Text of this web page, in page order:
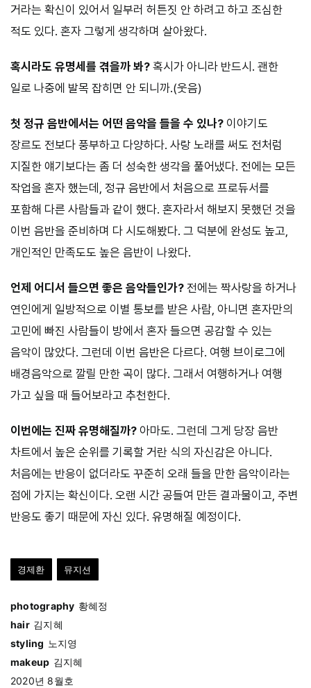
거라는 확신이 있어서 일부러 허튼짓 안 하려고 하고 조심한
적도 있다. 혼자 그렇게 생각하며 살아왔다.
혹시라도 유명세를 겪을까 봐? 혹시가 아니라 반드시. 괜한
일로 나중에 발목 잡히면 안 되니까.(웃음)
첫 정규 음반에서는 어떤 음악을 들을 수 있나? 이야기도
장르도 전보다 풍부하고 다양하다. 사랑 노래를 써도 전처럼
지질한 얘기보다는 좀 더 성숙한 생각을 풀어냈다. 전에는 모든
작업을 혼자 했는데, 정규 음반에서 처음으로 프로듀서를
포함해 다른 사람들과 같이 했다. 혼자라서 해보지 못했던 것을
이번 음반을 준비하며 다 시도해봤다. 그 덕분에 완성도 높고,
개인적인 만족도도 높은 음반이 나왔다.
언제 어디서 들으면 좋은 음악들인가? 전에는 짝사랑을 하거나
연인에게 일방적으로 이별 통보를 받은 사람, 아니면 혼자만의
고민에 빠진 사람들이 방에서 혼자 들으면 공감할 수 있는
음악이 많았다. 그런데 이번 음반은 다르다. 여행 브이로그에
배경음악으로 깔릴 만한 곡이 많다. 그래서 여행하거나 여행
가고 싶을 때 들어보라고 추천한다.
이번에는 진짜 유명해질까? 아마도. 그런데 그게 당장 음반
차트에서 높은 순위를 기록할 거란 식의 자신감은 아니다.
처음에는 반응이 없더라도 꾸준히 오래 들을 만한 음악이라는
점에 가지는 확신이다. 오랜 시간 공들여 만든 결과물이고, 주변
반응도 좋기 때문에 자신 있다. 유명해질 예정이다.
경제환 뮤지션
photography 황혜정
hair 김지혜
styling 노지영
makeup 김지혜
2020년 8월호